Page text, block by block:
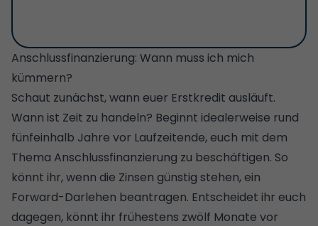
Anschlussfinanzierung: Wann muss ich mich
kümmern?
Schaut zunächst, wann euer Erstkredit ausläuft.
Wann ist Zeit zu handeln? Beginnt idealerweise rund
fünfeinhalb Jahre vor Laufzeitende, euch mit dem
Thema Anschlussfinanzierung zu beschäftigen. So
könnt ihr, wenn die Zinsen günstig stehen, ein
Forward-Darlehen beantragen. Entscheidet ihr euch
dagegen, könnt ihr frühestens zwölf Monate vor